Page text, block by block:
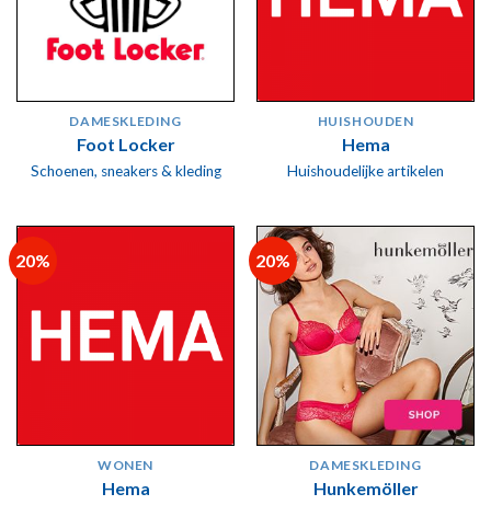
DAMESKLEDING
Foot Locker
Schoenen, sneakers & kleding
HUISHOUDEN
Hema
Huishoudelijke artikelen
20%
WONEN
Hema
20%
DAMESKLEDING
Hunkemöller